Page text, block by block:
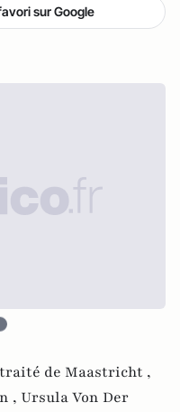
sur Google
traité de Maastricht ,
, Ursula Von Der